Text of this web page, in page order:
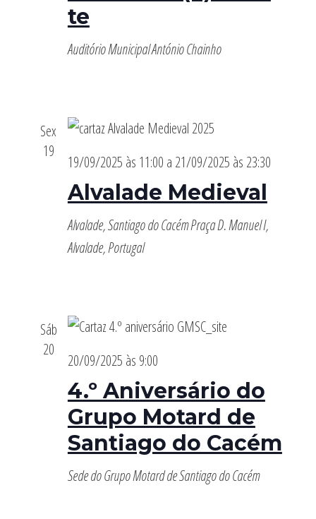
te
Auditório Municipal António Chainho
Sex
19
Alvalade Medieval
19/09/2025 às 11:00 a 21/09/2025 às 23:30
Alvalade, Santiago do CacémPraça D. Manuel I,
Alvalade, Portugal
Sáb
20
4.º Aniversário do
Grupo Motard de
Santiago do Cacém
20/09/2025 às 9:00
Sede do Grupo Motard de Santiago do Cacém